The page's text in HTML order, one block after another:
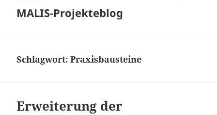
MALIS-Projekteblog
Schlagwort:Praxisbausteine
Erweiterung der